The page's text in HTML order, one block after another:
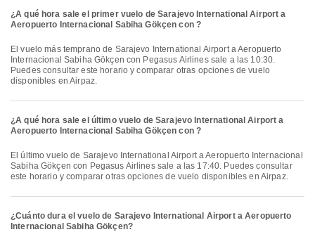
¿A qué hora sale el primer vuelo de Sarajevo International Airport a
Aeropuerto Internacional Sabiha Gökçen con ?
El vuelo más temprano de Sarajevo International Airport a Aeropuerto
Internacional Sabiha Gökçen con Pegasus Airlines sale a las 10:30.
Puedes consultar este horario y comparar otras opciones de vuelo
disponibles en Airpaz.
¿A qué hora sale el último vuelo de Sarajevo International Airport a
Aeropuerto Internacional Sabiha Gökçen con ?
El último vuelo de Sarajevo International Airport a Aeropuerto Internacional
Sabiha Gökçen con Pegasus Airlines sale a las 17:40. Puedes consultar
este horario y comparar otras opciones de vuelo disponibles en Airpaz.
¿Cuánto dura el vuelo de Sarajevo International Airport a Aeropuerto
Internacional Sabiha Gökçen?